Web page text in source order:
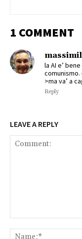
1 COMMENT
la AI e’
comunismo.
>ma va’ a
Reply
LEAVE A REPLY